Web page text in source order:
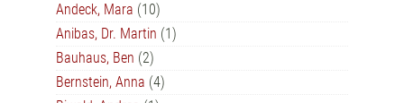
Andeck, Mara (10)
Anibas, Dr. Martin (1)
Bauhaus, Ben (2)
Bernstein, Anna (4)